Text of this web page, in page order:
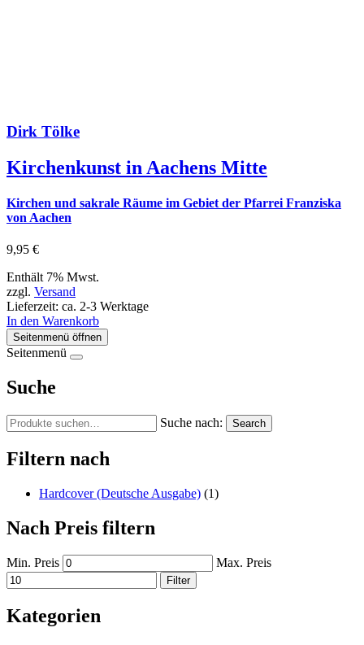
Dirk Tölke
Kirchenkunst in Aachens Mitte
Kirchen und sakrale Räume im Gebiet der Pfarrei Franziska
von Aachen
9,95 €
Enthält 7% Mwst.
zzgl. Versand
Lieferzeit: ca. 2-3 Werktage
In den Warenkorb
Seitenmenü öffnen
Seitenmenü
Suche
Suche nach: Search
Filtern nach
Hardcover (Deutsche Ausgabe) (1)
Nach Preis filtern
Min. Preis Max. Preis
Filter
Kategorien